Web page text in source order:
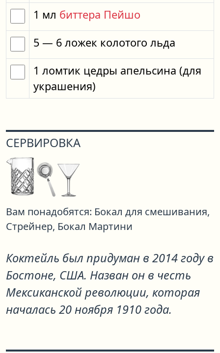
1 мл биттера Пейшо
5 — 6 ложек колотого льда
1 ломтик цедры апельсина (для
украшения)
СЕРВИРОВКА
Вам понадобятся: Бокал для смешивания,
Стрейнер, Бокал Мартини
Коктейль был придуман в 2014 году в
Бостоне, США. Назван он в честь
Мексиканской революции, которая
началась 20 ноября 1910 года.